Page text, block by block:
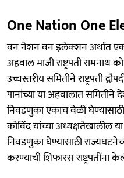
One Nation One
वन नेशन वन इलेक्शन अर्थात
अहवाल माजी राष्ट्रपती रामनाथ
उच्चस्तरीय समितीने राष्ट्रपती
पानांच्या या अहवालात
निवडणुका एकाच वेळी
कोविंद यांच्या अध्यक्षतेखालील
निवडणुका घेण्यासाठी
करण्याची शिफारस राष्ट्रपतींना